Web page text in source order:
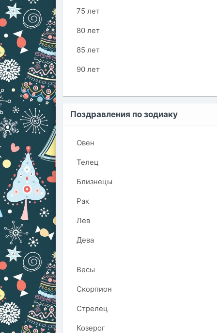
75 лет
80 лет
85 лет
90 лет
Поздравления по зодиаку
Овен
Телец
Близнецы
Рак
Лев
Дева
Весы
Скорпион
Стрелец
Козерог